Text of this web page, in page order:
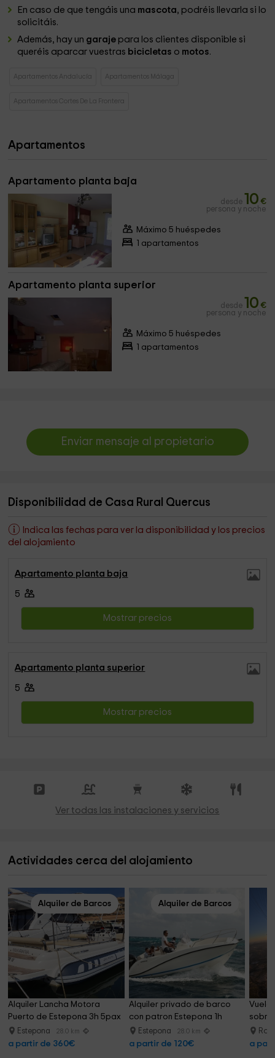
En caso de que tengáis una mascota, podréis llevarla si lo
solicitáis.
Además, hay un garaje para los clientes disponible si
queréis aparcar vuestras bicicletas o motos.
Apartamentos Andalucía Apartamentos Málaga
Apartamentos Cortes De La Frontera
Apartamentos
Apartamento planta baja
desde 10 €
persona y noche
Máximo 5 huéspedes
1 apartamentos
Apartamento planta superior
desde 10 €
persona y noche
Máximo 5 huéspedes
1 apartamentos
Enviar mensaje al propietario
Disponibilidad de Casa Rural Quercus
Indica las fechas para ver la disponibilidad y los precios
del alojamiento
Apartamento planta baja
5
Mostrar precios
Apartamento planta superior
5
Mostrar precios
Ver todas las instalaciones y servicios
Actividades cerca del alojamiento
Alquiler de Barcos
Alquiler Lancha Motora
Puerto de Estepona 3h 5pax
Estepona 28.0 km
a partir de 360€
Alquiler de Barcos
Alquiler privado de barco
con patron Estepona 1h
Estepona 28.0 km
a partir de 120€
Vuelo
sobre
a